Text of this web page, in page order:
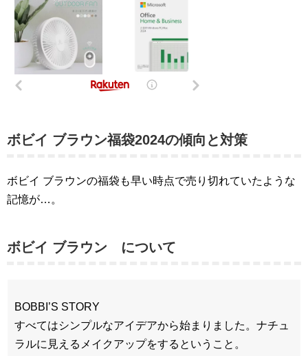
ボビイ ブラウン福袋2024の傾向と対策
ボビイ ブラウンの福袋も早い時点で売り切れていたような
記憶が…。
ボビイ ブラウン について
BOBBI’S STORY
すべてはシンプルなアイデアから始まりました。ナチュ
ラルに見えるメイクアップをするということ。